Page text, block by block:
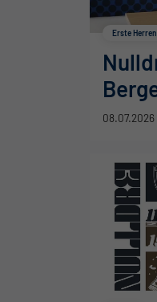
Erste Herren
08.07.2026